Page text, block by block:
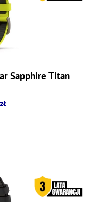
Sapphire Titan